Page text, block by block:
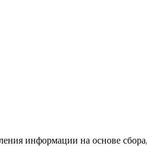
информации на основе